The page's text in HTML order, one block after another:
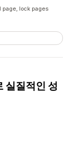
page, lock pages
실질적인 성